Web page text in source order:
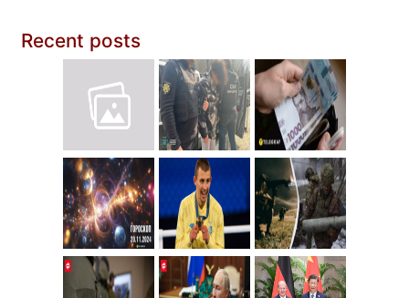
Recent posts